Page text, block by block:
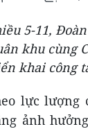
5-11,
khu cùng
khai công
lực lượng
ảnh